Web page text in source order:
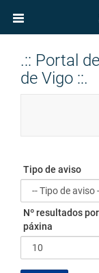
contido
Uvigo
.:: Portal
de Vigo ::.
Tipo de aviso
Nº resultados por
páxina